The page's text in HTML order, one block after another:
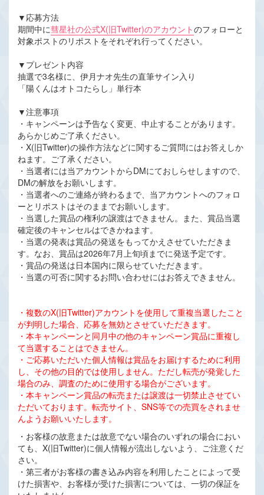
▼応募方法
期間中に彗星社の公式X(旧Twitter)のアカウントのフォローと
対象ポストのリポストをそれぞれ行ってください。
▼プレゼント内容
抽選で3名様に、伊月ナオ先生の直筆サイン入り
「陽くんはオトコたらし」単行本
▼注意事項
・キャンペーンは予告なく変更、中止することがあります。
あらかじめご了承ください。
・X(旧Twitter)の操作方法などに関するご質問にはお答えしか
ねます。ご了承ください。
・当選者には当アカウントからDMにておしらせしますので、
DMの解放をお願いします。
・当選者へのご連絡が終わるまで、当アカウントへのフォロ
ーとリポストはそのままでお願いします。
・当選した賞品の権利の譲渡はできません。また、賞品当選
確定後のキャンセルはできかねます。
・当選の発表は賞品の発送をもってかえさせていただきま
す。なお、賞品は2026年7月上旬頃までに発送予定です。
・賞品の発送は日本国内に限らせていただきます。
・当選の可否に関するお問い合わせにはお答えできません。
・複数のX(旧Twitter)アカウントを使用して重複当選したこと
が判明した場合、応募を無効とさせていただきます。
・本キャンペーンと同月中の他のキャンペーン賞品に重複し
て当選することはできません。
・ご応募いただいた個人情報は賞品をお届けするために利用
し、その他の目的では使用しません。ただし転売が発覚した
場合のみ、調査のために使用する場合がございます。
・本キャンペーン賞品の転売または譲渡は一切禁止させてい
ただいております。転売サイト、SNS等での売買をされませ
んようお願いいたします。
・お客様の故意または故意でない場合のいずれの場合におい
ても、X(旧Twitter)に個人情報が流出しないよう、ご注意くだ
さい。
・第三者がお客様の書き込み内容を利用したことによって受
けた損害や、お客様が受けた損害については、一切の保証を